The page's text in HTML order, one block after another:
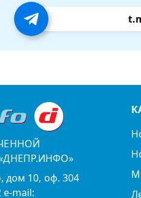
дом 10, оф. 304
e-mail: